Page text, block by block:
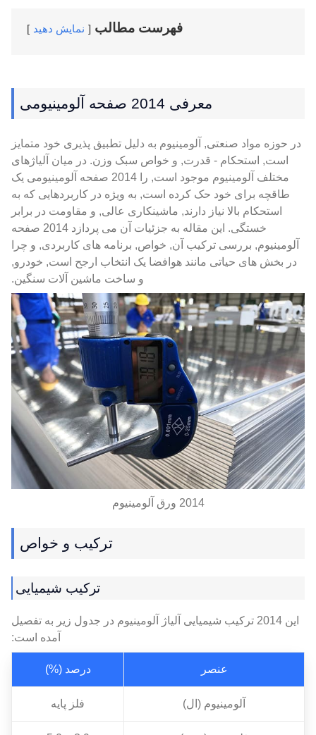
فهرست مطالب نمایش دهید
معرفی 2014 صفحه آلومینیومی
در حوزه مواد صنعتی, آلومینیوم به دلیل تطبیق پذیری خود متمایز
است, استحکام - قدرت, و خواص سبک وزن. در میان آلیاژهای
مختلف آلومینیوم موجود است, را 2014 صفحه آلومینیومی یک
طاقچه برای خود حک کرده است, به ویژه در کاربردهایی که به
استحکام بالا نیاز دارند, ماشینکاری عالی, و مقاومت در برابر
خستگی. این مقاله به جزئیات آن می پردازد 2014 صفحه
آلومینیوم, بررسی ترکیب آن, خواص, برنامه های کاربردی, و چرا
در بخش های حیاتی مانند هوافضا یک انتخاب ارجح است, خودرو,
و ساخت ماشین آلات سنگین.
2014 ورق آلومینیوم
ترکیب و خواص
ترکیب شیمیایی
این 2014 ترکیب شیمیایی آلیاژ آلومینیوم در جدول زیر به تفصیل
آمده است:
عنصر درصد (%)
آلومینیوم (ال) فلز پایه